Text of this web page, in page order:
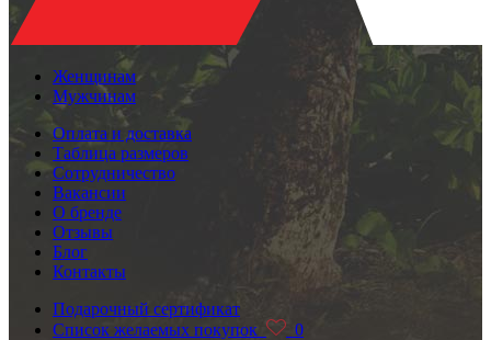
Женщинам
Мужчинам
Оплата и доставка
Таблица размеров
Сотрудничество
Вакансии
О бренде
Отзывы
Блог
Контакты
Подарочный сертификат
Список желаемых покупок
0